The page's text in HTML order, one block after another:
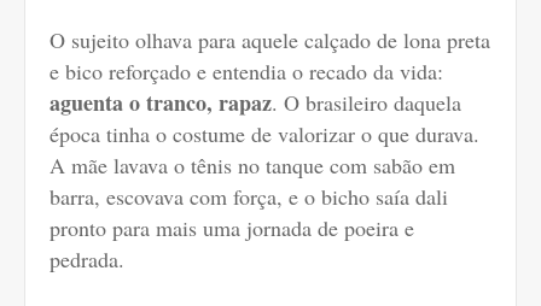
O sujeito olhava para aquele calçado de lona preta
e bico reforçado e entendia o recado da vida:
aguenta o tranco, rapaz. O brasileiro daquela
época tinha o costume de valorizar o que durava.
A mãe lavava o tênis no tanque com sabão em
barra, escovava com força, e o bicho saía dali
pronto para mais uma jornada de poeira e
pedrada.